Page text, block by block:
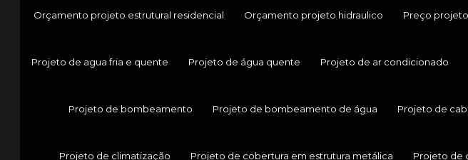
Orçamento projeto estrutural residencial Orçamento projeto hidraulico Preço
Projeto de agua fria e quente Projeto de água quente Projeto de ar condicionado
Projeto de bombeamento Projeto de bombeamento de água Projeto de
Projeto de climatização Projeto de cobertura em estrutura metálica Projeto de